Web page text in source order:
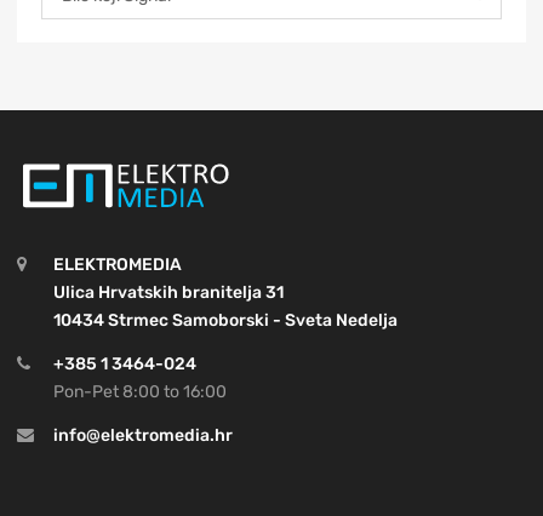
ELEKTROMEDIA
Ulica Hrvatskih branitelja 31
10434 Strmec Samoborski - Sveta Nedelja
+385 1 3464-024
Pon-Pet 8:00 to 16:00
info@elektromedia.hr